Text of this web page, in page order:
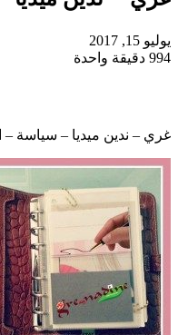
يوليو 15, 2017
994 دقيقة واحدة
غري – ندين ميديا – سياسة – المفكرة